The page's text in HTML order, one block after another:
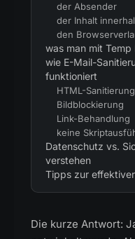
der Absender
der Inhalt
den
was man mit
wie E-Mail-
funktioniert
HTML-Sanitierung
Bildblockierung
Link-Behandlung
keine
Datenschutz vs.
verstehen
Tipps zur
Die kurze Antwort: